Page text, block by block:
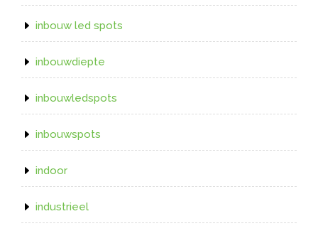
inbouw led spots
inbouwdiepte
inbouwledspots
inbouwspots
indoor
industrieel